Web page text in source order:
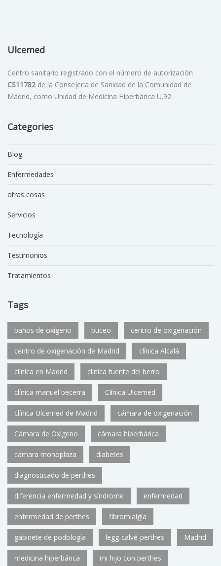
Ulcemed
Centro sanitario registrado con el número de autorización
CS11782de la Consejería de Sanidad de la Comunidad de
Madrid, como Unidad de Medicina Hiperbárica U.92.
Categories
Blog
Enfermedades
otras cosas
Servicios
Tecnología
Testimonios
Tratamientos
Tags
baños de oxígeno buceo centro de oxigenación
centro de oxigenación de Madrid clínica Alcalá
clínica en Madrid clínica fuente del berro
clínica manuel becerra Clínica Ulcemed
clínica Ulcemed de Madrid cámara de oxigenación
Cámara de Oxígeno cámara hiperbárica
cámara monoplaza diabetes
diagnosticado de perthes
diferencia enfermedad y síndrome enfermedad
enfermedad de perthes fibromialgia
gabinete de podología legg-calvé-perthes Madrid
medicina hiperbárica mi hijo con perthes